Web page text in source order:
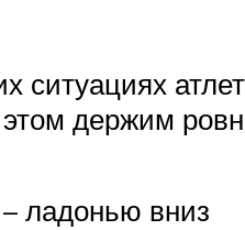
ситуациях
держим
ладонью вниз